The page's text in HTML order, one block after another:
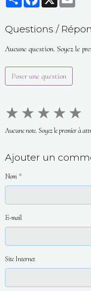
Questions /
Aucune question. Soyez le
Poser une question
★ ★ ★ ★ ★
Aucune note. Soyez le premier à
Ajouter un
Nom
E-mail
Site Internet